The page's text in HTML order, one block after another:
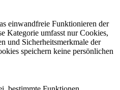
einwandfreie Funktionieren der
Kategorie umfasst nur Cookies,
und Sicherheitsmerkmale der
speichern keine persönlichen